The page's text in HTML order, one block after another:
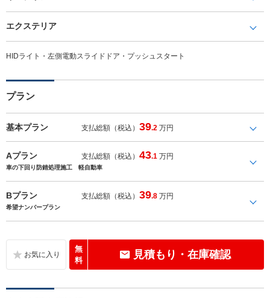
エクステリア
HIDライト・左側電動スライドドア・プッシュスタート
プラン
基本プラン 支払総額（税込）39.2 万円
Aプラン 支払総額（税込）43.1 万円
車の下回り防錆処理施工 軽自動車
Bプラン 支払総額（税込）39.8 万円
希望ナンバープラン
無
料
見積もり・在庫確認